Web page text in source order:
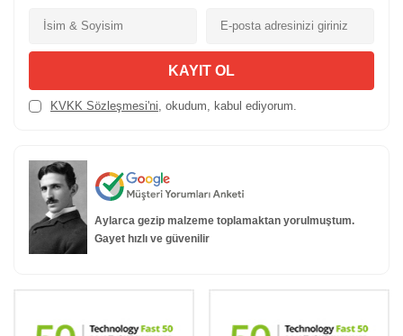
KAYIT OL
KVKK Sözleşmesi'ni , okudum, kabul ediyorum.
Aylarca gezip malzeme toplamaktan yorulmuştum.
Gayet hızlı ve güvenilir